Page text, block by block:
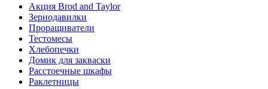
Акция Brod and Taylor
Зернодавилки
Проращиватели
Тестомесы
Хлебопечки
Домик для закваски
Расстоечные шкафы
Раклетницы